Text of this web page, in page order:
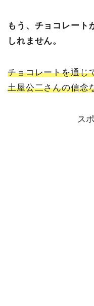
もう、チョコレート
しれません。
チョコレートを通じ
土屋公二さんの信念
ス